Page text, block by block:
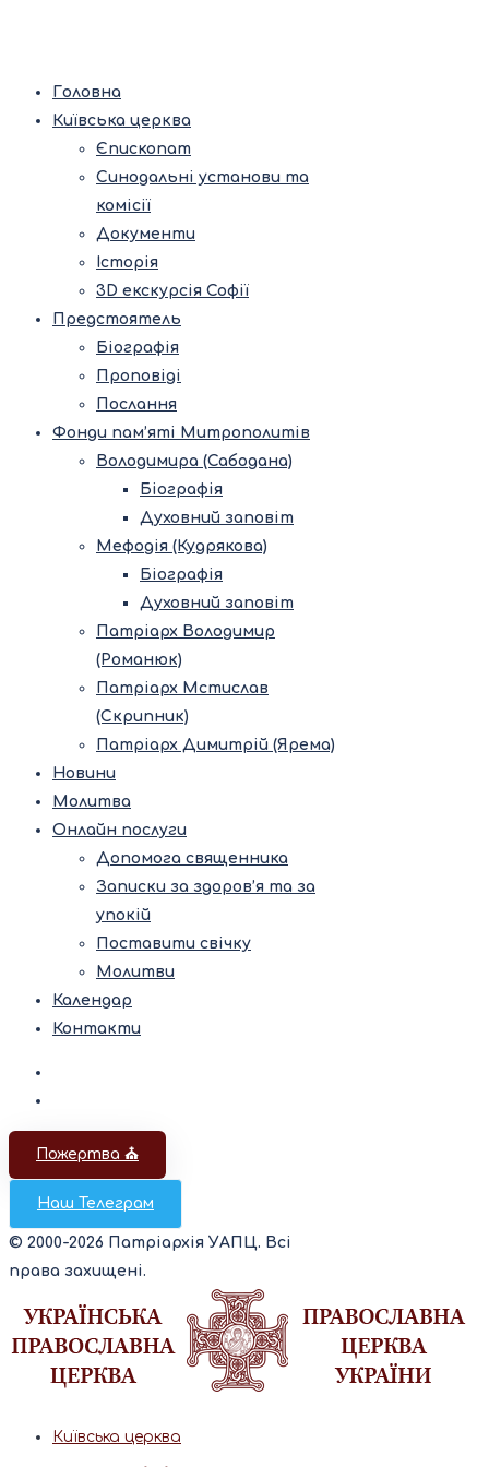
Головна
Київська церква
Єпископат
Синодальні установи та
комісії
Документи
Історія
3D екскурсія Софії
Предстоятель
Біографія
Проповіді
Послання
Фонди пам’яті Митрополитів
Володимира (Сабодана)
Біографія
Духовний заповіт
Мефодія (Кудрякова)
Біографія
Духовний заповіт
Патріарх Володимир
(Романюк)
Патріарх Мстислав
(Скрипник)
Патріарх Димитрій (Ярема)
Новини
Молитва
Онлайн послуги
Допомога священника
Записки за здоров’я та за
упокій
Поставити свічку
Молитви
Календар
Контакти
Пожертва ⛪️
Наш Телеграм
© 2000-2026 Патріархія УАПЦ. Всі
права захищені.
Київська церква